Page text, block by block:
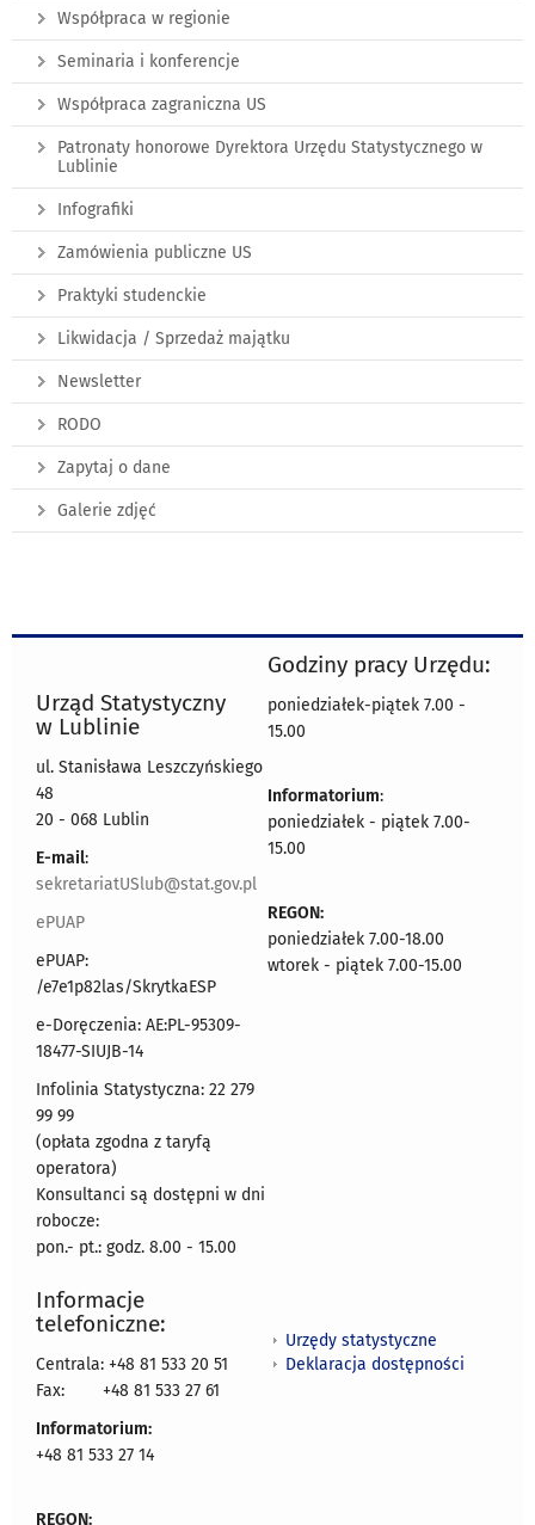
Współpraca w regionie
Seminaria i konferencje
Współpraca zagraniczna US
Patronaty honorowe Dyrektora Urzędu Statystycznego w
Lublinie
Infografiki
Zamówienia publiczne US
Praktyki studenckie
Likwidacja / Sprzedaż majątku
Newsletter
RODO
Zapytaj o dane
Galerie zdjęć
Urząd Statystyczny
w Lublinie
ul. Stanisława Leszczyńskiego
48
20 - 068 Lublin
E-mail:
sekretariatUSlub@stat.gov.pl
ePUAP
ePUAP:
/e7e1p82las/SkrytkaESP
e-Doręczenia: AE:PL-95309-
18477-SIUJB-14
Infolinia Statystyczna: 22 279
99 99
(opłata zgodna z taryfą
operatora)
Konsultanci są dostępni w dni
robocze:
pon.- pt.: godz. 8.00 - 15.00
Godziny pracy Urzędu:
poniedziałek-piątek 7.00 -
15.00
Informatorium:
poniedziałek - piątek 7.00-
15.00
REGON:
poniedziałek 7.00-18.00
wtorek - piątek 7.00-15.00
Informacje
telefoniczne:
Centrala: +48 81 533 20 51
Fax:
+48 81 533 27 61
Informatorium:
+48 81 533 27 14
REGON:
Urzędy statystyczne
Deklaracja dostępności